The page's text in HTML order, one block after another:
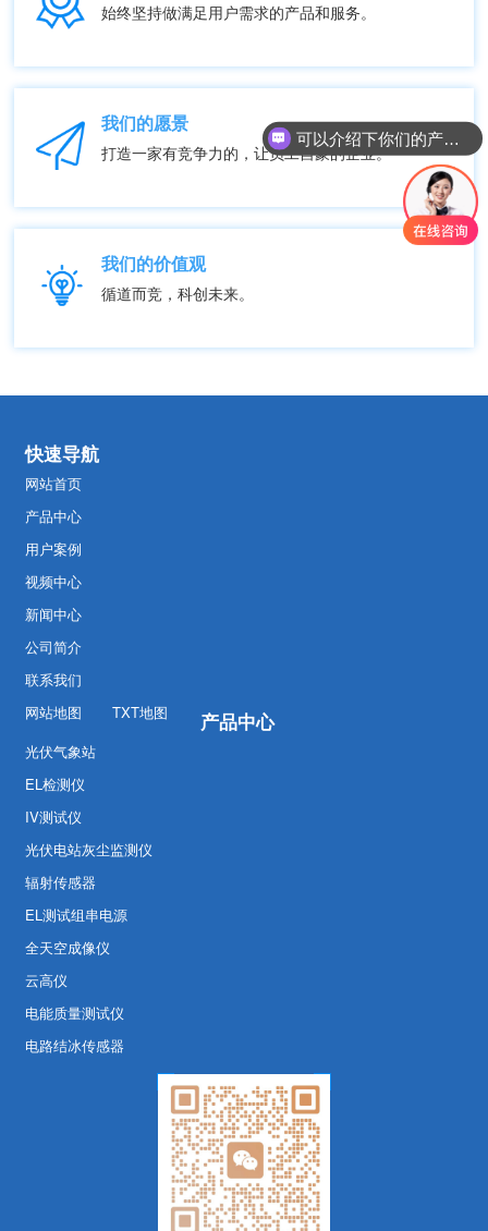
始终坚持做满足用户需求的产品和服务。
我们的愿景
打造一家有竞争力的，让员工自豪的企业。
我们的价值观
循道而竞，科创未来。
快速导航
网站首页
产品中心
用户案例
视频中心
新闻中心
公司简介
联系我们
网站地图
TXT地图 产品中心
光伏气象站
EL检测仪
IV测试仪
光伏电站灰尘监测仪
辐射传感器
EL测试组串电源
全天空成像仪
云高仪
电能质量测试仪
电路结冰传感器
可以介绍下你们的产品么？